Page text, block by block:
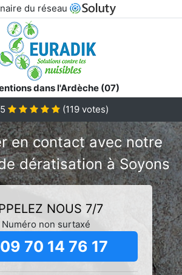
du réseau
dans l'Ardèche (07)
(119 votes)
en contact avec notre
dératisation à Soyons
NOUS 7/7
Numéro non surtaxé
09 70 14 76 17